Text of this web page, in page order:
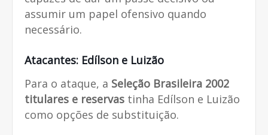
assumir um papel ofensivo quando
necessário.
Atacantes: Edílson e Luizão
Para o ataque, a Seleção Brasileira 2002
titulares e reservas tinha Edílson e Luizão
como opções de substituição.